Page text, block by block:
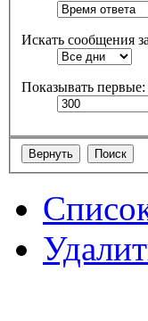
Искать сообщения
Показывать первые: